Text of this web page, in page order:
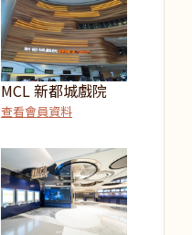
MCL 新都城戲院
查看會員資料